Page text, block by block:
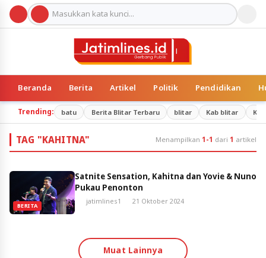
Beranda Berita Artikel Politik Pendidikan
Trending: batu Berita Blitar Terbaru blitar Kab blitar
TAG "KAHITNA" Menampilkan 1-1 dari 1 artikel
BERITA
Satnite Sensation, Kahitna dan Yovie & Nuno
Pukau Penonton
jatimlines1 21 Oktober 2024
Muat Lainnya